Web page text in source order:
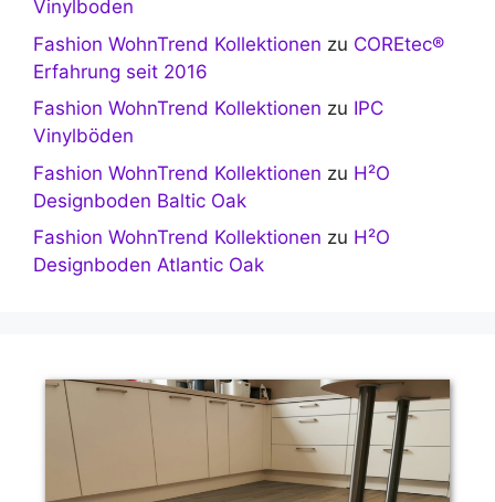
Vinylboden
Fashion WohnTrend Kollektionen zu COREtec®
Erfahrung seit 2016
Fashion WohnTrend Kollektionen zu IPC
Vinylböden
Fashion WohnTrend Kollektionen zu H²O
Designboden Baltic Oak
Fashion WohnTrend Kollektionen zu H²O
Designboden Atlantic Oak